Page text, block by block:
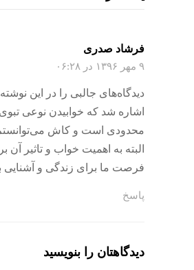
فرشاد صدری
۹ مهر ۱۳۹۶ در ۰۶:۲۸
دیدگاه‌های جالبی را در این
اشاره شد که خوابیدن نوعی
محدودی است و کاش می‌توانستم
البته به اهمیت خواب و تاثیر
فرصت ما برای زندگی و آشنایی
پاسخ
دیدگاهتان را بنویسید